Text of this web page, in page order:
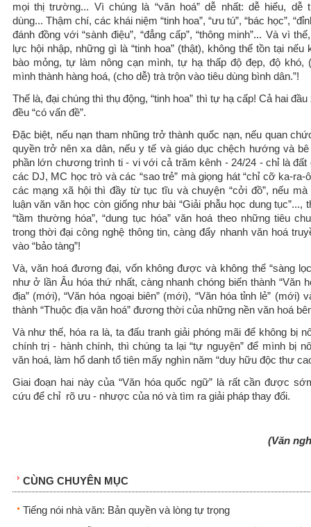
mọi thị trường... Vì chúng là “văn hoá” dễ nhất: dễ hiểu, dễ
dùng... Thậm chí, các khái niệm “tinh hoa”, “ưu tú”, “bác học”,
đánh đồng với “sành điệu”, “đẳng cấp”, “thông minh”... Và vì
lực hội nhập, những gì là “tinh hoa” (thật), không thể tồn tại nếu
bào mỏng, tự làm nông cạn mình, tự hạ thấp độ đẹp, độ khó,
mình thành hàng hoá, (cho dễ) trà trộn vào tiêu dùng bình dân.”!
Thế là, đại chúng thì thụ động, “tinh hoa” thì tự hạ cấp! Cả hai đầu
đều “có vấn đề”.
Đặc biệt, nếu nạn tham nhũng trở thành quốc nạn, nếu quan
quyền trở nên xa dân, nếu y tế và giáo dục chệch hướng và bê
phần lớn chương trình ti - vi với cả trăm kênh - 24/24 - chỉ là đất
các DJ, MC học trò và các “sao trẻ” mà giọng hát “chỉ cỡ ka-ra-
các mạng xã hội thì đầy từ tục tĩu và chuyện “cởi đồ”, nếu mà
luận văn văn học còn giống như bài “Giải phẫu học dung tục”...,
“tầm thường hóa”, “dung tục hóa” văn hoá theo những tiêu
trong thời đại công nghệ thông tin, càng đẩy nhanh văn hoá
vào “bảo tàng”!
Và, văn hoá đương đại, vốn không được và không thể “sàng
như ở lần Âu hóa thứ nhất, càng nhanh chóng biến thành “Văn
địa” (mới), “Văn hóa ngoại biên” (mới), “Văn hóa tỉnh lẻ” (mới)
thành “Thuộc địa văn hoá” đương thời của những nền văn hoá
Và như thế, hóa ra là, ta đấu tranh giải phóng mãi để không bị
chính trị - hành chính, thì chúng ta lại “tự nguyện” để mình bị
văn hoá, làm hổ danh tổ tiên mấy nghìn năm “duy hữu độc thư
Giai đoạn hai này của “Văn hóa quốc ngữ” là rất cần được
cứu để chỉ rõ ưu - nhược của nó và tìm ra giải pháp thay đổi.
(Văn
CÙNG CHUYÊN MỤC
Tiếng nói nhà văn: Bản quyền và lòng tự trọng